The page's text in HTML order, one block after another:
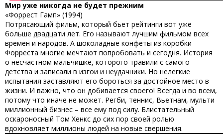
Мир уже никогда не будет прежним
«Форрест Гамп» (1994)
Потрясающий фильм, который бьет рейтинги вот уже
больше двадцати лет. Его называют лучшим фильмом всех
времен и народов. А шоколадные конфеты из коробки
Форреста многие мечтают попробовать и сегодня. История
о несчастном мальчишке, которого травили с самого
детства и записали в изгои и неудачники. Но нелегкие
испытания заставляют его бороться за достойное место в
жизни. И важно, что он добивается своего! Всегда и во всем,
потому что иначе не может. Регби, теннис, Вьетнам, мульти
миллионный бизнес – все ему под силу. Блистательный
оскароносный Том Хенкс до сих пор своей ролью
вдохновляет миллионы людей на новые свершения.